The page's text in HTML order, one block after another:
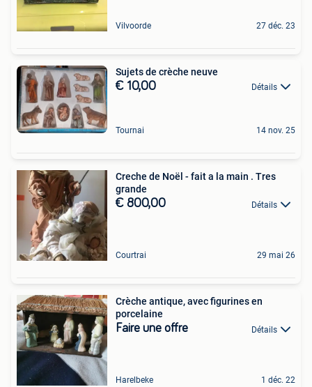
Vilvoorde 27 déc. 23
Sujets de crèche neuve
€ 10,00 Détails
Tournai 14 nov. 25
Creche de Noël - fait a la main . Tres
grande
€ 800,00 Détails
Courtrai 29 mai 26
Crèche antique, avec figurines en
porcelaine
Faire une offre Détails
Harelbeke 1 déc. 22